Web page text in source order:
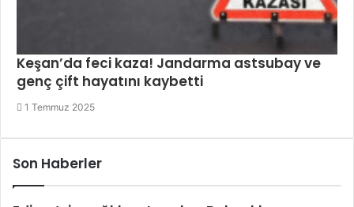
Keşan’da feci kaza! Jandarma astsubay ve
genç çift hayatını kaybetti
1 Temmuz 2025
Son Haberler